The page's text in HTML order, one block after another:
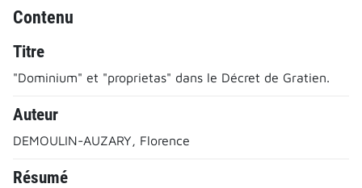
Contenu
Titre
"Dominium" et "proprietas" dans le Décret de Gratien.
Auteur
DEMOULIN-AUZARY, Florence
Résumé